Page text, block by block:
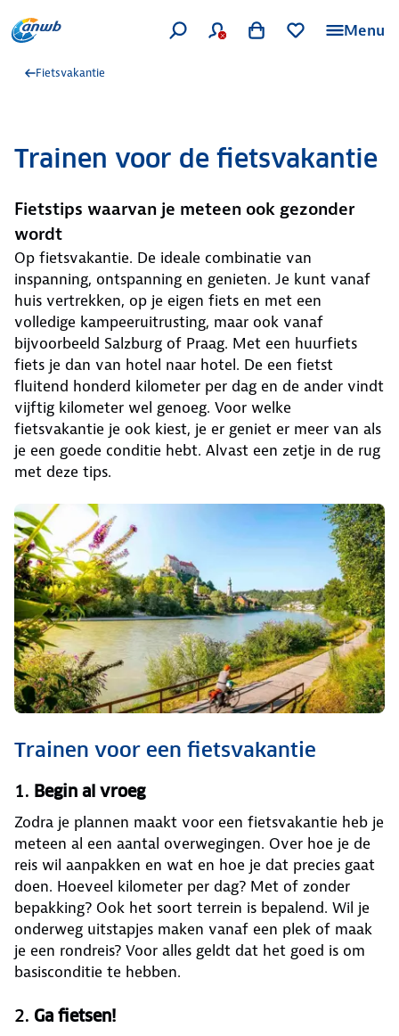
Menu
Fietsvakantie
Trainen voor de fietsvakantie
Fietstips waarvan je meteen ook gezonder
wordt
Op fietsvakantie. De ideale combinatie van
inspanning, ontspanning en genieten. Je kunt vanaf
huis vertrekken, op je eigen fiets en met een
volledige kampeeruitrusting, maar ook vanaf
bijvoorbeeld Salzburg of Praag. Met een huurfiets
fiets je dan van hotel naar hotel. De een fietst
fluitend honderd kilometer per dag en de ander vindt
vijftig kilometer wel genoeg. Voor welke
fietsvakantie je ook kiest, je er geniet er meer van als
je een goede conditie hebt. Alvast een zetje in de rug
met deze tips.
Trainen voor een fietsvakantie
1. Begin al vroeg
Zodra je plannen maakt voor een fietsvakantie heb je
meteen al een aantal overwegingen. Over hoe je de
reis wil aanpakken en wat en hoe je dat precies gaat
doen. Hoeveel kilometer per dag? Met of zonder
bepakking? Ook het soort terrein is bepalend. Wil je
onderweg uitstapjes maken vanaf een plek of maak
je een rondreis? Voor alles geldt dat het goed is om
basisconditie te hebben.
2. Ga fietsen!